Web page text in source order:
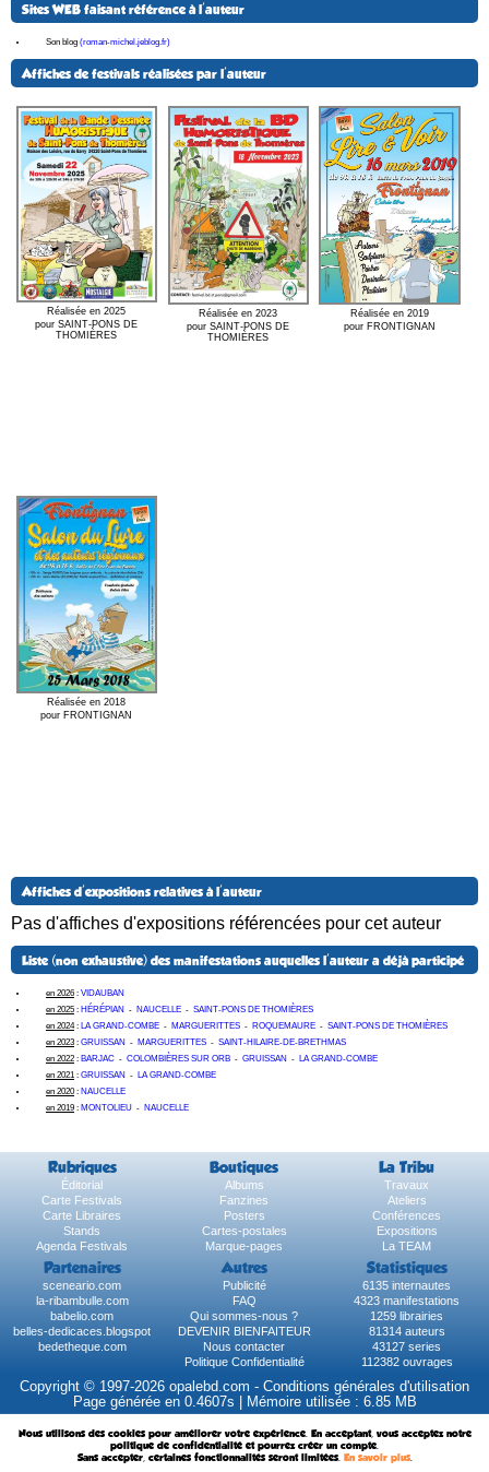
Sites WEB faisant référence à l'auteur
Son blog (roman-michel.jeblog.fr)
Affiches de festivals réalisées par l'auteur
Réalisée en 2025
pour SAINT-PONS DE
THOMIÈRES
Réalisée en 2023
pour SAINT-PONS DE
THOMIÈRES
Réalisée en 2019
pour FRONTIGNAN
Réalisée en 2018
pour FRONTIGNAN
Affiches d'expositions relatives à l'auteur
Pas d'affiches d'expositions référencées pour cet auteur
Liste (non exhaustive) des manifestations auquelles l'auteur a déjà participé
en 2026 : VIDAUBAN
en 2025 : HÉRÉPIAN - NAUCELLE - SAINT-PONS DE THOMIÈRES
en 2024: LA GRAND-COMBE - MARGUERITTES - ROQUEMAURE - SAINT-PONS DE THOMIÈRES
en 2023 : GRUISSAN - MARGUERITTES - SAINT-HILAIRE-DE-BRETHMAS
en 2022 : BARJAC - COLOMBIÈRES SUR ORB - GRUISSAN -
LA GRAND-COMBE
en 2021 : GRUISSAN -
LA GRAND-COMBE
en 2020: NAUCELLE
en 2019 : MONTOLIEU - NAUCELLE
Rubriques Boutiques La Tribu
Éditorial Albums
Travaux
Carte Festivals
Fanzines
Ateliers
Carte Libraires
Posters
Conférences
Stands
Cartes-postales
Expositions
Agenda Festivals
Marque-pages La TEAM
Partenaires Autres Statistiques
sceneario.com Publicité
6135 internautes
la-ribambulle.com
FAQ
4323 manifestations
babelio.com
Qui sommes-nous ?
1259 librairies
belles-dedicaces.blogspot
DEVENIR BIENFAITEUR
81314 auteurs
bedetheque.com
Nous contacter
43127 series
Politique Confidentialité
112382 ouvrages
Copyright © 1997-2026 opalebd.com - Conditions générales d'utilisation
Page générée en 0.4607s | Mémoire utilisée : 6.85 MB
Nous utilisons des cookies pour améliorer votre expérience. En acceptant, vous acceptez notre
politique de confidentialité et pourrez créer un compte.
Sans accepter, certaines fonctionnalités seront limitées. En savoir plus.